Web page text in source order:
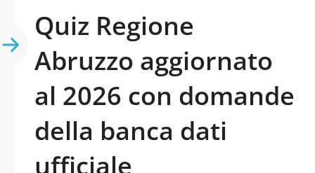
Quiz Regione
Abruzzo aggiornato
al 2026 con domande
della banca dati
ufficiale